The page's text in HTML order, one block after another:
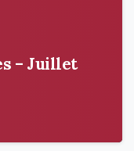
– Juillet